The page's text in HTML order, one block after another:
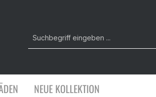
NEUE KOLLEKTION